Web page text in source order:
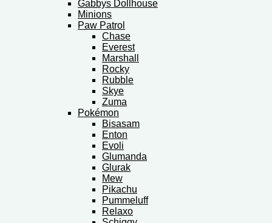
Gabbys Dollhouse
Minions
Paw Patrol
Chase
Everest
Marshall
Rocky
Rubble
Skye
Zuma
Pokémon
Bisasam
Enton
Evoli
Glumanda
Glurak
Mew
Pikachu
Pummeluff
Relaxo